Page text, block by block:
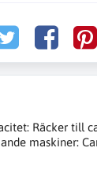
Räcker till
maskiner: